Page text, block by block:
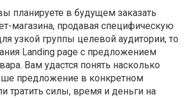
планируете в будущем заказать
магазина, продавая специфическую
узкой группы целевой аудитории, то
Landing page с предложением
Вам удастся понять насколько
предложение в конкретном
тратить силы, время и деньги на